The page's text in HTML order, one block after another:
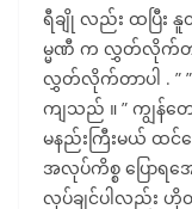
ရီချို လည်း ထပြီ
မ္မဏီ က လွှတ်လိုက်တ
လွှတ်လိုက်တာပါ . ”
ကျသည် ။ ” ကျွ
မနည်းကြီးမယ် ထင်န
အလုပ်ကိစ္စ ပြောရ
လုပ်ချင်ပါလည်း ဟိုတ